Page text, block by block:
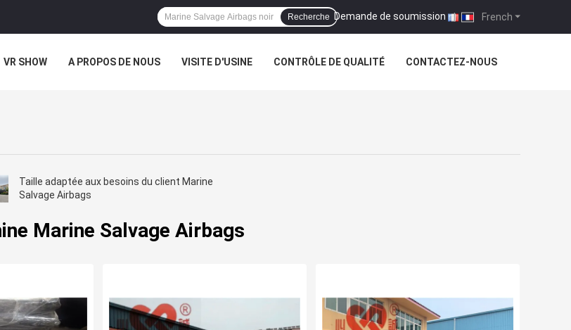
French
Demande de soumission |
Recherche
VR SHOW A PROPOS DE NOUS VISITE D'USINE CONTRÔLE DE QUALITÉ CONTACTEZ-NOUS
Taille adaptée aux besoins du client Marine
Salvage Airbags
Marine Salvage Airbags